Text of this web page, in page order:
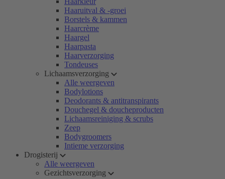
Haaruitval & -groei
Borstels & kammen
Haarcrème
Haargel
Haarpasta
Haarverzorging
Tondeuses
Lichaamsverzorging
Alle weergeven
Bodylotions
Deodorants & antitranspirants
Douchegel & doucheproducten
Lichaamsreiniging & scrubs
Zeep
Bodygroomers
Intieme verzorging
Drogisterij
Alle weergeven
Gezichtsverzorging